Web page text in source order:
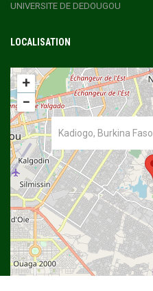
UNIVERSITE DE DEDOUGOU
LOCALISATION
Kadiogo, Burkina Faso
+
−